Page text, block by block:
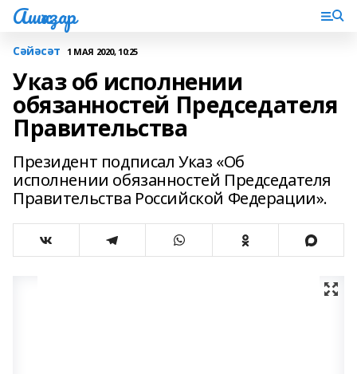
Ашҡаҙар
Сәйәсәт 1 МАЯ 2020, 10:25
Указ об исполнении
обязанностей Председателя
Правительства
Президент подписал Указ «Об
исполнении обязанностей Председателя
Правительства Российской Федерации».